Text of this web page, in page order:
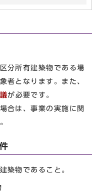
分所有建築物である場
者となります。また、
が必要です。
合は、事業の実施に関
。
築物であること。